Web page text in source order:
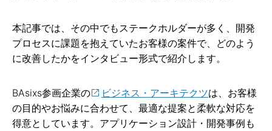
本記事では、その中でもステークホルダーが多く、開発
プロセスに課題を抱えていたお客様の案件で、どのよう
に改善したかをインタビュー形式で紹介します。
BAsixs参画企業の ビジネス・アーキテクツは、お客様
の目的やお悩みに合わせて、最適な提案と柔軟な対応を
得意としています。アプリケーション設計・開発事例も